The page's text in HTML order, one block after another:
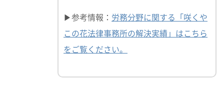
▶参考情報： 労務分野に関する「咲くや
この花法律事務所の解決実績」はこちら
をご覧ください。